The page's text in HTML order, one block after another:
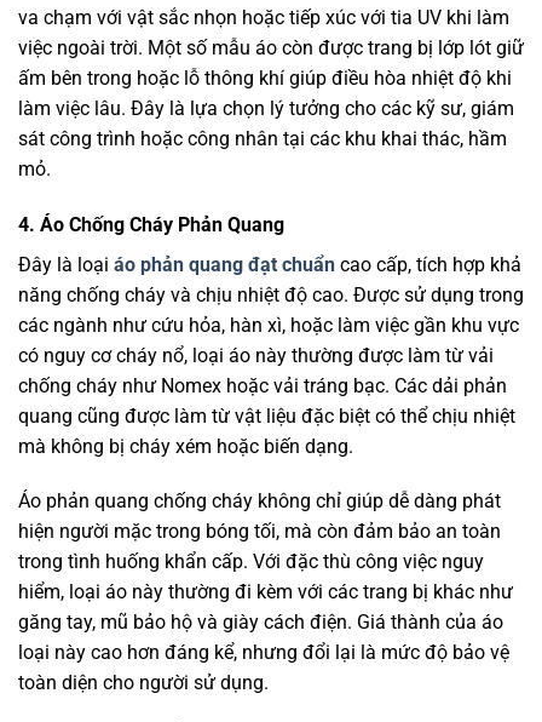
va chạm với vật sắc nhọn hoặc tiếp xúc với tia UV khi làm
việc ngoài trời. Một số mẫu áo còn được trang bị lớp lót giữ
ấm bên trong hoặc lỗ thông khí giúp điều hòa nhiệt độ khi
làm việc lâu. Đây là lựa chọn lý tưởng cho các kỹ sư, giám
sát công trình hoặc công nhân tại các khu khai thác, hầm
mỏ.
4. Áo Chống Cháy Phản Quang
Đây là loại áo phản quang đạt chuẩn cao cấp, tích hợp khả
năng chống cháy và chịu nhiệt độ cao. Được sử dụng trong
các ngành như cứu hỏa, hàn xì, hoặc làm việc gần khu vực
có nguy cơ cháy nổ, loại áo này thường được làm từ vải
chống cháy như Nomex hoặc vải tráng bạc. Các dải phản
quang cũng được làm từ vật liệu đặc biệt có thể chịu nhiệt
mà không bị cháy xém hoặc biến dạng.
Áo phản quang chống cháy không chỉ giúp dễ dàng phát
hiện người mặc trong bóng tối, mà còn đảm bảo an toàn
trong tình huống khẩn cấp. Với đặc thù công việc nguy
hiểm, loại áo này thường đi kèm với các trang bị khác như
găng tay, mũ bảo hộ và giày cách điện. Giá thành của áo
loại này cao hơn đáng kể, nhưng đổi lại là mức độ bảo vệ
toàn diện cho người sử dụng.